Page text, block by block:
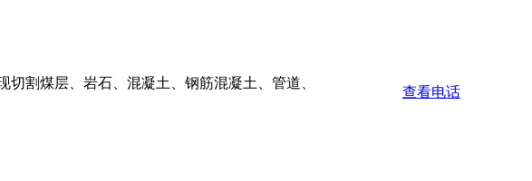
割煤层、岩石、混凝土、钢筋混凝土、管道、
查看电话